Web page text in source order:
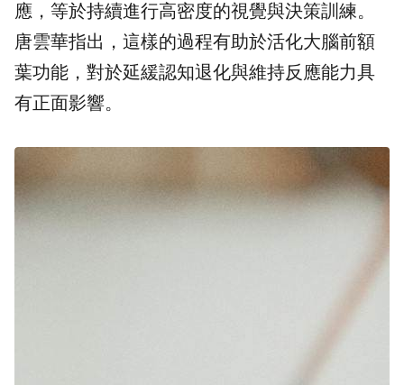
應，等於持續進行高密度的視覺與決策訓練。
唐雲華指出，這樣的過程有助於活化大腦前額
葉功能，對於延緩認知退化與維持反應能力具
有正面影響。